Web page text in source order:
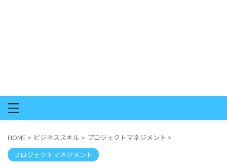
HOME > ビジネススキル > プロジェクトマネジメント >
プロジェクトマネジメント